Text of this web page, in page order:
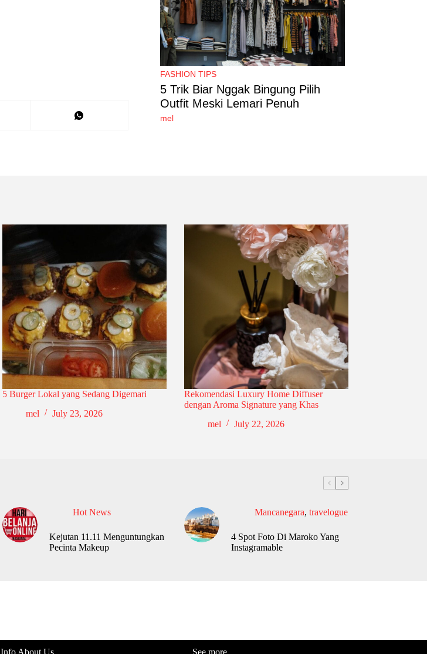
FASHION TIPS
5 Trik Biar Nggak Bingung Pilih
Outfit Meski Lemari Penuh
mel
5 Burger Lokal yang Sedang Digemari
mel
July 23, 2026
Rekomendasi Luxury Home Diffuser
dengan Aroma Signature yang Khas
mel
July 22, 2026
Hot News
Kejutan 11.11 Menguntungkan
Pecinta Makeup
Mancanegara, travelogue
4 Spot Foto Di Maroko Yang
Instagramable
Info About Us See more